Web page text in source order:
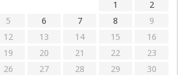
1
2
5 6 7 8
9
12 13 14 15
16
19 20 21 22
23
26 27 28 29
30